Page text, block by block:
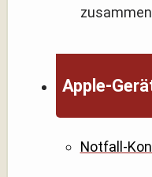
Apple-
Notfall-